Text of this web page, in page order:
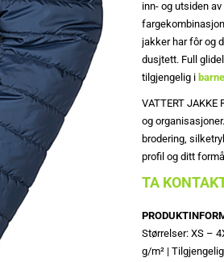
inn- og utsiden
jakker har fôr og
dusjtett. Full
tilgjengelig i
VATTERT
og
brodering,
profil og ditt
TA
Størrelser: XS –
g/m² |